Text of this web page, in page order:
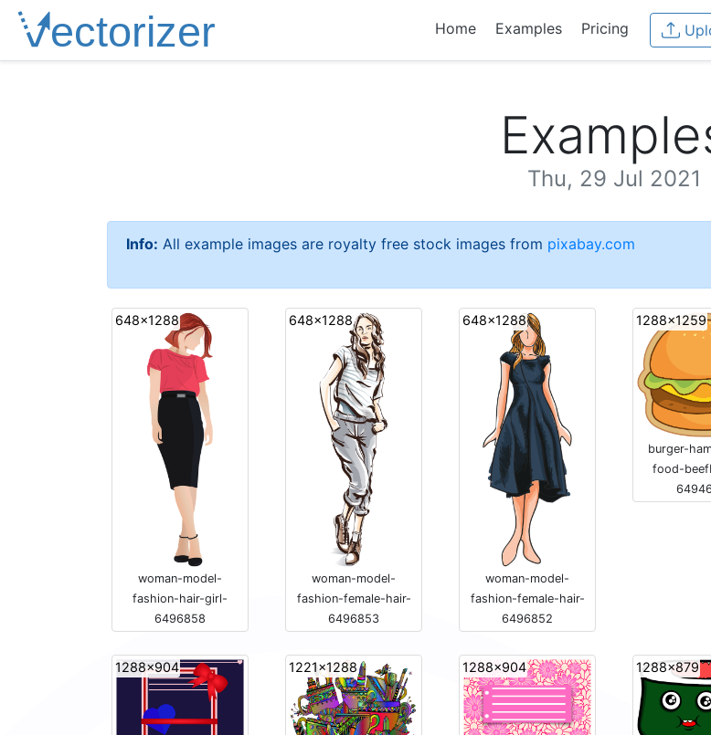
Home Examples Pricing
Thu, 29 Jul 2021
Info: All example images are royalty free stock images from pixabay.com
648x1288
woman-model-
fashion-hair-girl-
6496858
648x1288
woman-model-
fashion-female-hair-
6496853
648x1288
woman-model-
fashion-female-hair-
6496852
1288x1259
burger-
food-
1288x904 1221x1288 1288x904 1288x879